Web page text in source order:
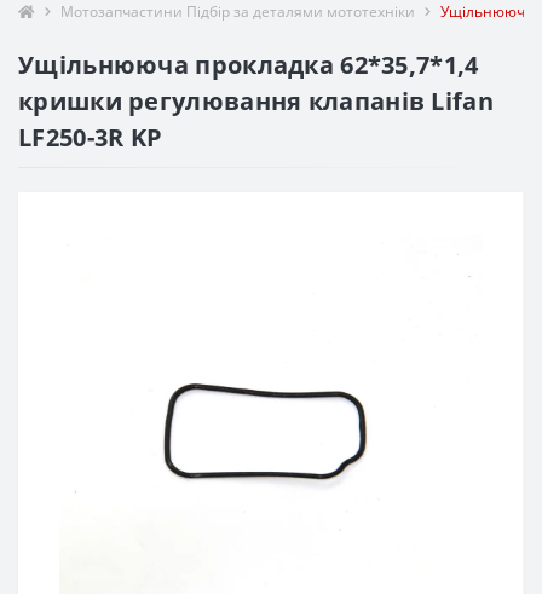
Мотозапчастини Підбір за деталями мототехніки Ущільнююча
Ущільнююча прокладка 62*35,7*1,4
кришки регулювання клапанів Lifan
LF250-3R KP